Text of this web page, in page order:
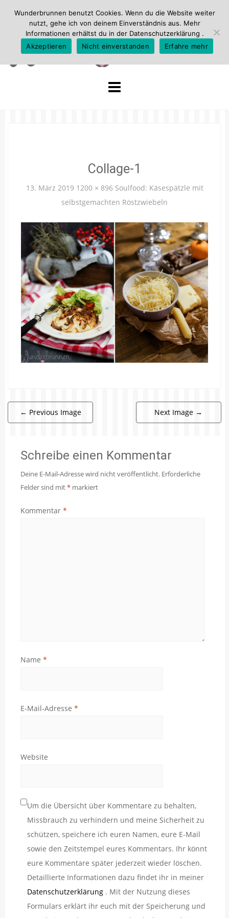
Collage-1
13. März 2019 1200 × 896 Soulfood: Käsespätzle mit
selbstgemachten Röstzwiebeln
← Previous Image Next Image →
Schreibe einen Kommentar
Deine E-Mail-Adresse wird nicht veröffentlicht. Erforderliche
Felder sind mit* markiert
Kommentar *
Name *
E-Mail-Adresse *
Website
Um die Übersicht über Kommentare zu behalten,
Missbrauch zu verhindern und meine Sicherheit zu
schützen, speichere ich euren Namen, eure E-Mail
sowie den Zeitstempel eures Kommentars. Ihr könnt
eure Kommentare später jederzeit wieder löschen.
Detaillierte Informationen dazu findet ihr in meiner
Datenschutzerklärung . Mit der Nutzung dieses
Formulars erklärt ihr euch mit der Speicherung und
Wunderbrunnen benutzt Cookies. Wenn du die Website weiter
nutzt, gehe ich von deinem Einverständnis aus. Mehr
Informationen erhältst du in der Datenschutzerklärung .
Akzeptieren
Nicht einverstanden Erfahre mehr